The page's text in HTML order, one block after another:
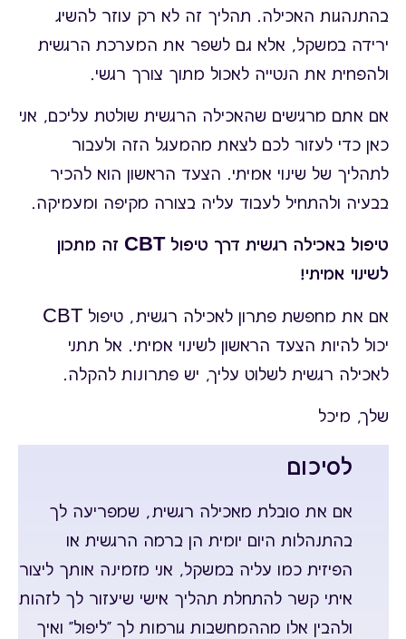
בהתנהגות האכילה. תהליך זה לא רק עוזר להשיג
ירידה במשקל, אלא גם לשפר את המערכת הרגשית
ולהפחית את הנטייה לאכול מתוך צורך רגשי.
אם אתם מרגישים שהאכילה הרגשית שולטת עליכם, אני
כאן כדי לעזור לכם לצאת מהמעגל הזה ולעבור
לתהליך של שינוי אמיתי. הצעד הראשון הוא להכיר
בבעיה ולהתחיל לעבוד עליה בצורה מקיפה ומעמיקה.
טיפול באכילה רגשית דרך טיפול CBT זה מתכון
לשינוי אמיתי!
אם את מחפשת פתרון לאכילה רגשית, טיפול CBT
יכול להיות הצעד הראשון לשינוי אמיתי. אל תתני
לאכילה רגשית לשלוט עליך, יש פתרונות להקלה.
שלך, מיכל
לסיכום
אם את סובלת מאכילה רגשית, שמפריעה לך
בהתנהלות היום יומית הן ברמה הרגשית או
הפיזית כמו עליה במשקל, אני מזמינה אותך ליצור
איתי קשר להתחלת תהליך אישי שיעזור לך לזהות
ולהבין אלו מההמחשבות גורמות לך "ליפול" ואיך